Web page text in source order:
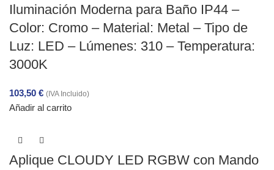
Iluminación Moderna para Baño IP44 –
Color: Cromo – Material: Metal – Tipo de
Luz: LED – Lúmenes: 310 – Temperatura:
3000K
103,50 € (IVA Incluido)
Añadir al carrito
Aplique CLOUDY LED RGBW con Mando